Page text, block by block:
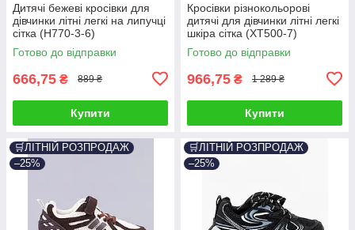
Дитячі бежеві кросівки для
дівчинки літні легкі на липучці
сітка (H770-3-6)
Готово до відправки
666,75 ₴ 889 ₴
Купити
Кросівки різнокольорові
дитячі для дівчинки літні легкі
шкіра сітка (XT500-7)
Готово до відправки
966,75 ₴ 1 289 ₴
Купити
🛒ЛІТНІЙ РОЗПРОДАЖ
–25%
🛒ЛІТНІЙ РОЗПРОДАЖ
–25%